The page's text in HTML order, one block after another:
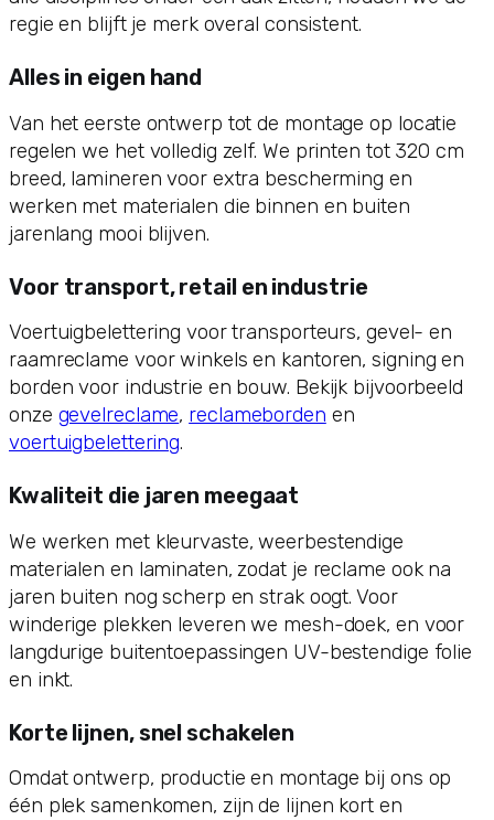
regie en blijft je merk overal consistent.
Alles in eigen hand
Van het eerste ontwerp tot de montage op locatie
regelen we het volledig zelf. We printen tot 320 cm
breed, lamineren voor extra bescherming en
werken met materialen die binnen en buiten
jarenlang mooi blijven.
Voor transport, retail en industrie
Voertuigbelettering voor transporteurs, gevel- en
raamreclame voor winkels en kantoren, signing en
borden voor industrie en bouw. Bekijk bijvoorbeeld
onze gevelreclame, reclameborden en
voertuigbelettering.
Kwaliteit die jaren meegaat
We werken met kleurvaste, weerbestendige
materialen en laminaten, zodat je reclame ook na
jaren buiten nog scherp en strak oogt. Voor
winderige plekken leveren we mesh-doek, en voor
langdurige buitentoepassingen UV-bestendige folie
en inkt.
Korte lijnen, snel schakelen
Omdat ontwerp, productie en montage bij ons op
één plek samenkomen, zijn de lijnen kort en